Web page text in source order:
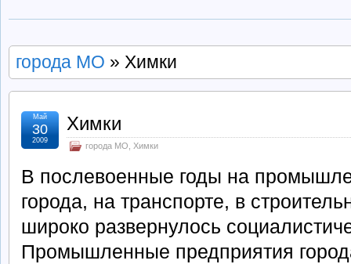
города МО » Химки
Химки
города МО Химки
Май
30
2009
В послевоенные годы на
города, на транспорте, в
широко развернулось
Промышленные предприятия